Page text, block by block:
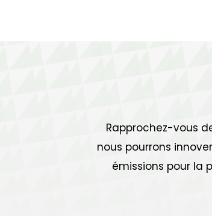
Rapprochez-vous
nous pourrons
émissions pour la